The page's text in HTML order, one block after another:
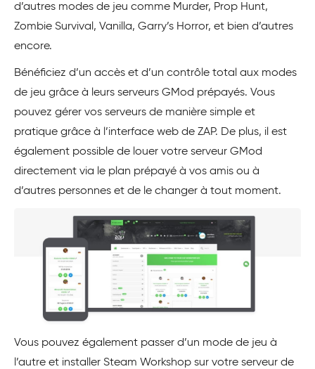
d’autres modes de jeu comme Murder, Prop Hunt,
Zombie Survival, Vanilla, Garry’s Horror, et bien d’autres
encore.
Bénéficiez d’un accès et d’un contrôle total aux modes
de jeu grâce à leurs serveurs GMod prépayés. Vous
pouvez gérer vos serveurs de manière simple et
pratique grâce à l’interface web de ZAP. De plus, il est
également possible de louer votre serveur GMod
directement via le plan prépayé à vos amis ou à
d’autres personnes et de le changer à tout moment.
Vous pouvez également passer d’un mode de jeu à
l’autre et installer Steam Workshop sur votre serveur de